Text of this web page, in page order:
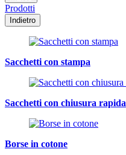
Prodotti
Indietro
Sacchetti con stampa
Sacchetti con chiusura rapida
Borse in cotone